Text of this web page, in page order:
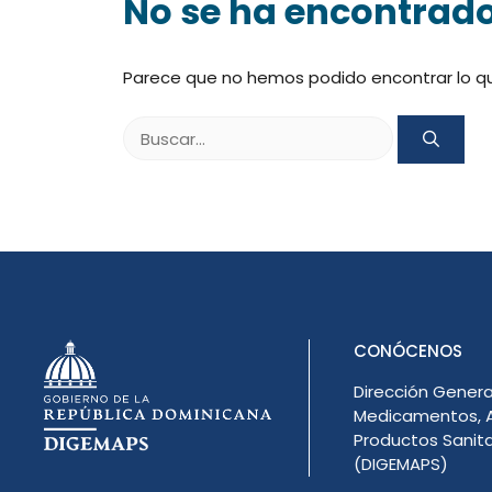
No se ha
Parece que no hemos podido encontrar lo
CONÓCENOS
Dirección
Medicamentos,
Productos
(DIGEMAPS)